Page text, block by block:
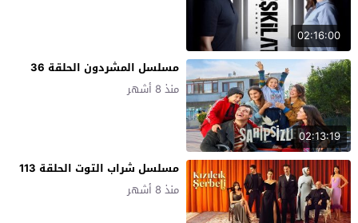
02:16:00
02:13:19
مسلسل المشردون الحلقة 36
منذ 8 أشهر
مسلسل شراب التوت الحلقة 113
منذ 8 أشهر